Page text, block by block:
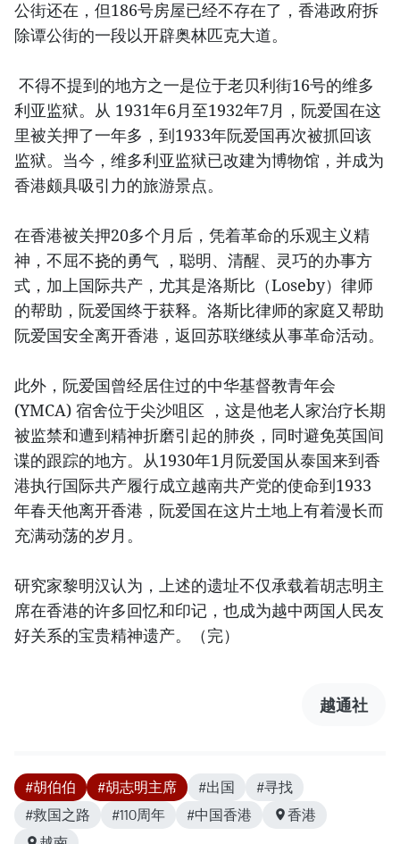
公街还在，但186号房屋已经不存在了，香港政府拆
除谭公街的一段以开辟奥林匹克大道。
不得不提到的地方之一是位于老贝利街16号的维多
利亚监狱。从 1931年6月至1932年7月，阮爱国在这
里被关押了一年多，到1933年阮爱国再次被抓回该
监狱。当今，维多利亚监狱已改建为博物馆，并成为
香港颇具吸引力的旅游景点。
在香港被关押20多个月后，凭着革命的乐观主义精
神，不屈不挠的勇气 ，聪明、清醒、灵巧的办事方
式，加上国际共产，尤其是洛斯比（Loseby）律师
的帮助，阮爱国终于获释。洛斯比律师的家庭又帮助
阮爱国安全离开香港，返回苏联继续从事革命活动。
此外，阮爱国曾经居住过的中华基督教青年会
(YMCA) 宿舍位于尖沙咀区 ，这是他老人家治疗长期
被监禁和遭到精神折磨引起的肺炎，同时避免英国间
谍的跟踪的地方。从1930年1月阮爱国从泰国来到香
港执行国际共产履行成立越南共产党的使命到1933
年春天他离开香港，阮爱国在这片土地上有着漫长而
充满动荡的岁月。
研究家黎明汉认为，上述的遗址不仅承载着胡志明主
席在香港的许多回忆和印记，也成为越中两国人民友
好关系的宝贵精神遗产。（完）
越通社
#胡伯伯 #胡志明主席 #出国
#寻找
#救国之路
#110周年 #中国香港
香港